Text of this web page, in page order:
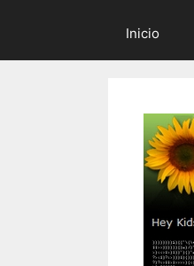
Inicio